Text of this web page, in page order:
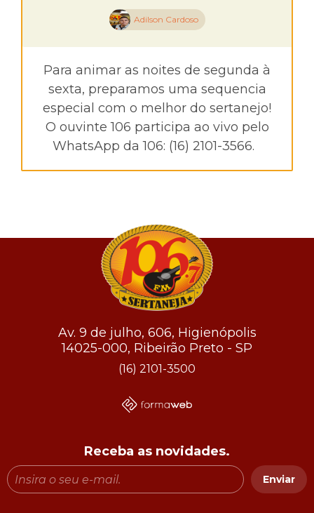
Adilson Cardoso
Para animar as noites de segunda à
sexta, preparamos uma sequencia
especial com o melhor do sertanejo!
O ouvinte 106 participa ao vivo pelo
WhatsApp da 106: (16) 2101-3566.
Av. 9 de julho, 606, Higienópolis
14025-000, Ribeirão Preto - SP
(16) 2101-3500
Receba as novidades.
Enviar